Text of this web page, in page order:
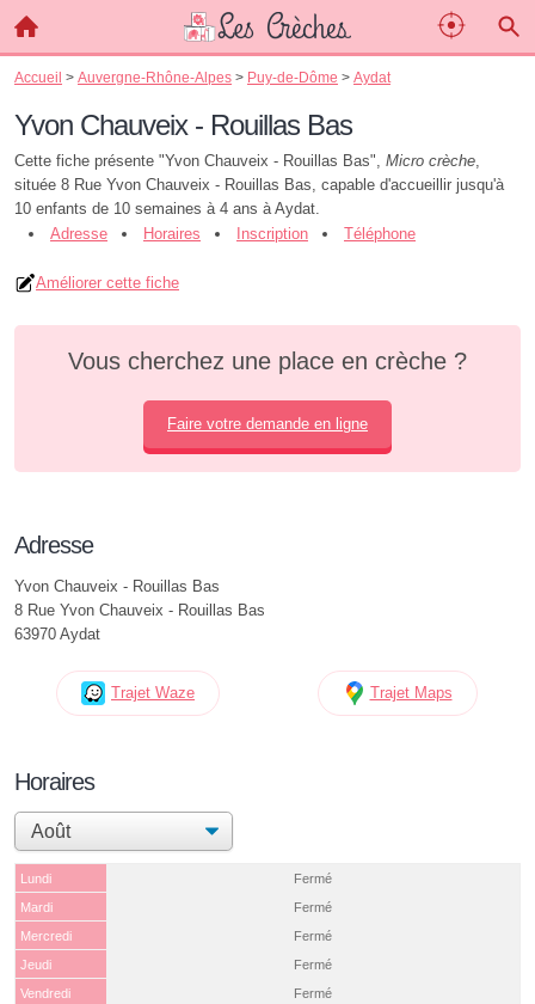
Accueil > Auvergne-Rhône-Alpes > Puy-de-Dôme > Aydat
Yvon Chauveix - Rouillas Bas
Cette fiche présente "Yvon Chauveix - Rouillas Bas", Micro crèche,
située 8 Rue Yvon Chauveix - Rouillas Bas, capable d'accueillir jusqu'à
10 enfants de 10 semaines à 4 ans à Aydat.
Adresse
Horaires Inscription Téléphone
Améliorer cette fiche
Vous cherchez une place en crèche ?
Faire votre demande en ligne
Adresse
Yvon Chauveix - Rouillas Bas
8 Rue Yvon Chauveix - Rouillas Bas
63970 Aydat
Trajet Waze Trajet Maps
Horaires
Lundi
Fermé
Mardi
Fermé
Mercredi
Fermé
Jeudi
Fermé
Vendredi
Fermé